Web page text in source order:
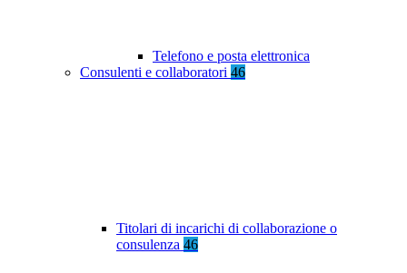
Telefono e posta elettronica
Consulenti e collaboratori 46
Titolari di incarichi di collaborazione o
consulenza 46